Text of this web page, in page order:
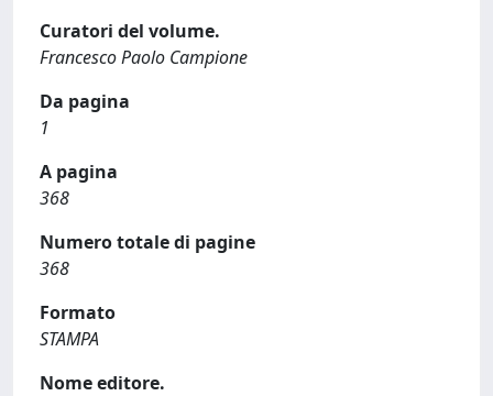
Curatori del volume.
Francesco Paolo Campione
Da pagina
1
A pagina
368
Numero totale di pagine
368
Formato
STAMPA
Nome editore.